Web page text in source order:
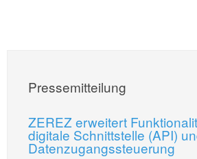
Pressemitteilung
ZEREZ erweitert
digitale Schnittstelle (API)
Datenzugangssteuerung